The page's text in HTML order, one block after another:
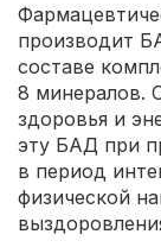
производит
составе
8 минералов.
здоровья и
эту БАД при
в период
физической